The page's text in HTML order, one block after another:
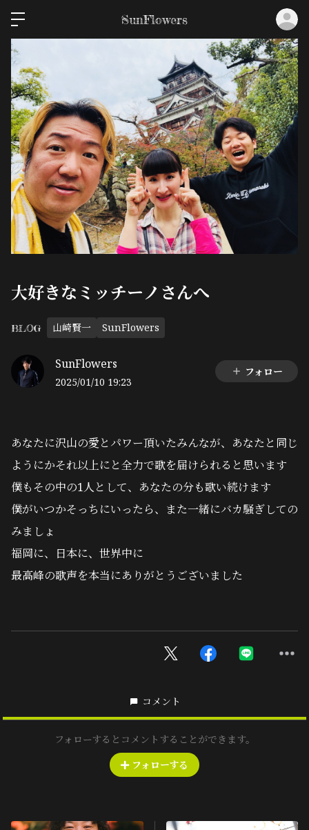
SunFlowers
大好きなミッチーノさんへ
BLOG 山崎賢一 SunFlowers
SunFlowers
2025/01/10 19:23
フォロー
あなたに沢山の愛とパワー頂いたみんなが、あなたと同じ
ようにかそれ以上にと全力で歌を届けられると思います
僕もその中の1人として、あなたの分も歌い続けます
僕がいつかそっちにいったら、また一緒にバカ騒ぎしての
みましょ
福岡に、日本に、世界中に
最高峰の歌声を本当にありがとうございました
コメント
フォローするとコメントすることができます。
フォローする